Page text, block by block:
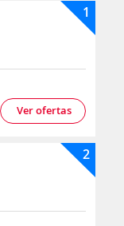
1
Ver ofertas
2